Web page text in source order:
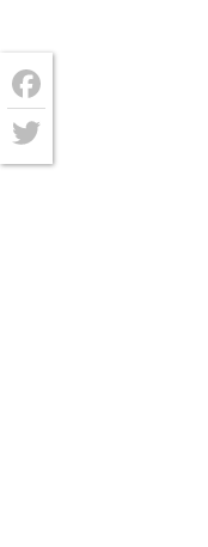
Facebook
Twitter